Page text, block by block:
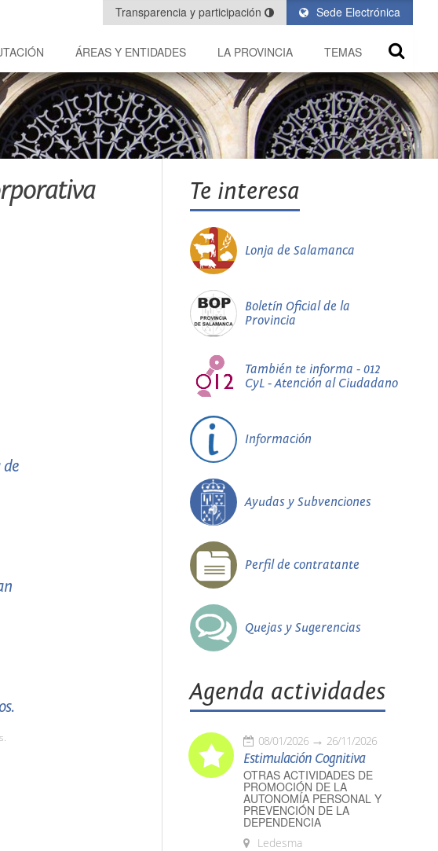
Sede Electrónica
Transparencia y participación
ÁREAS Y ENTIDADES LA PROVINCIA TEMAS
de
Te interesa
Lonja de Salamanca
Boletín Oficial de la
Provincia
También te informa - 012
CyL - Atención al Ciudadano
Información
Ayudas y Subvenciones
Perfil de contratante
Quejas y Sugerencias
Agenda actividades
08/01/2026 26/11/2026
Estimulación Cognitiva
OTRAS ACTIVIDADES DE
PROMOCIÓN DE LA
AUTONOMÍA PERSONAL Y
PREVENCIÓN DE LA
DEPENDENCIA
Ledesma